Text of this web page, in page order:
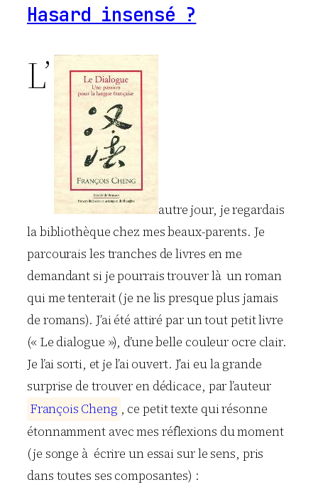
Hasard insensé ?
L’
autre jour, je regardais
la bibliothèque chez mes beaux-parents. Je
parcourais les tranches de livres en me
demandant si je pourrais trouver là un roman
qui me tenterait (je ne lis presque plus jamais
de romans). J’ai été attiré par un tout petit livre
(« Le dialogue »), d’une belle couleur ocre clair.
Je l’ai sorti, et je l’ai ouvert. J’ai eu la grande
surprise de trouver en dédicace, par l’auteur
François Cheng , ce petit texte qui résonne
étonnamment avec mes réflexions du moment
(je songe à écrire un essai sur le sens, pris
dans toutes ses composantes) :